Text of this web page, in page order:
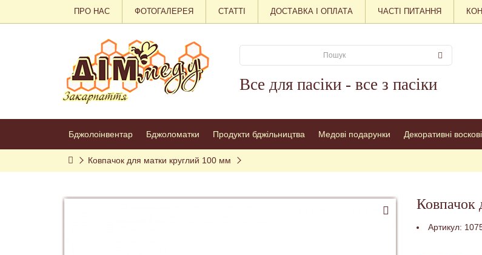
ПРО НАС ФОТОГАЛЕРЕЯ СТАТТІ ДОСТАВКА І ОПЛАТА ЧАСТІ ПИТАННЯ
Все для пасіки - все з пасіки
Бджолоінвентар Бджоломатки Продукти бджільництва Медові подарунки Декоративні
Ковпачок для матки круглий 100 мм
Ковпачок
Артикул: